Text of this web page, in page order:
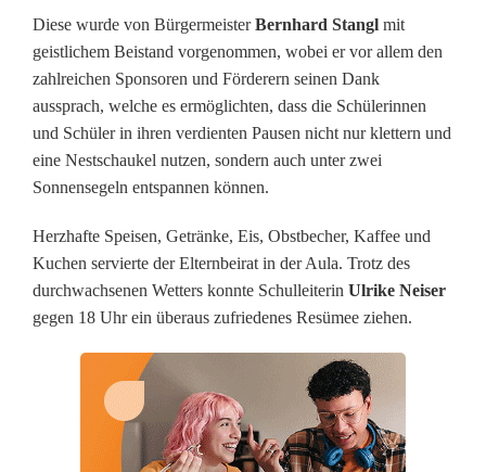
e
r
e
c
h
e
i
Diese wurde von BürgermeisterBernhard Stangl mit
geistlichem Beistand vorgenommen, wobei er vor allem den
zahlreichen Sponsoren und Förderern seinen Dank
aussprach, welche es ermöglichten, dass die Schülerinnen
und Schüler in ihren verdienten Pausen nicht nur klettern und
eine Nestschaukel nutzen, sondern auch unter zwei
Sonnensegeln entspannen können.
Herzhafte Speisen, Getränke, Eis, Obstbecher, Kaffee und
Kuchen servierte der Elternbeirat in der Aula. Trotz des
durchwachsenen Wetters konnte Schulleiterin Ulrike Neiser
gegen 18 Uhr ein überaus zufriedenes Resümee ziehen.